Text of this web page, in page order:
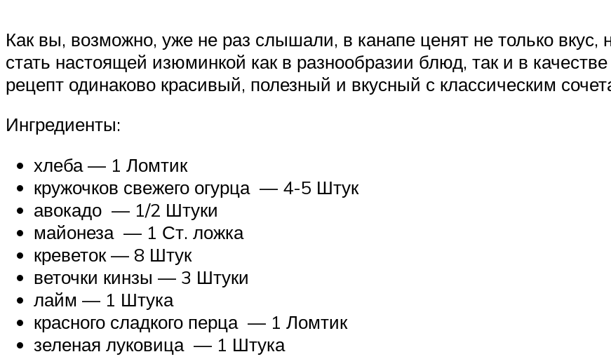
Как вы, возможно, уже не раз слышали, в канапе ценят не только
стать настоящей изюминкой как в разнообразии блюд, так и в
рецепт одинаково красивый, полезный и вкусный с классическим
Ингредиенты:
хлеба — 1 Ломтик
кружочков свежего огурца — 4-5 Штук
авокадо — 1/2 Штуки
майонеза — 1 Ст. ложка
креветок — 8 Штук
веточки кинзы — 3 Штуки
лайм — 1 Штука
красного сладкого перца — 1 Ломтик
зеленая луковица — 1 Штука